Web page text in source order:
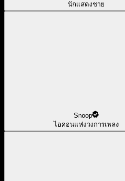
นักแสดงชาย
Snoop
ไอคอนแห่งวงการเพลง